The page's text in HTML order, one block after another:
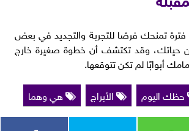
فترة تمنحك فرصًا للتجربة والتجديد في بعض
حياتك، وقد تكتشف أن خطوة صغيرة خارج
أبوابًا لم تكن تتوقعها.
حظك اليوم الأبراج هي وهما